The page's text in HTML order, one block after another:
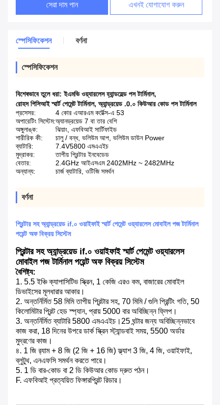
সেরা দাম পান এখনই যোগাযোগ করুন
স্পেসিফিকেশন বর্ণনা
স্পেসিফিকেশন
বিশেষভাবে তুলে ধরা:ইএমভি ওয়্যারলেস হ্যান্ডহেল্ড পস টার্মিনাল,
রোহস পিসিআই স্মার্ট পেমেন্ট টার্মিনাল, অ্যান্ড্রয়েড .0.০ কিউআর কোড পস টার্মিনাল
প্রসেসর:
4 কোর এআরএম কর্টেক্স-এ 53
অপারেটিং সিস্টেম:অ্যানড্রয়েড 7 বা তার বেশি
অঙ্গুলাঙ্ক:
ঝিয়াং, এফবিআই সার্টিফাইড
শারীরিক কী:
চালু / বন্ধ, ভলিউম আপ, ভলিউম ডাউন Power
ব্যাটারি:
7.4V5800 এমএএইচ
মুদ্রাকর:
তাপীয় প্রিন্টার ইনবেডেড
বেতার:
2.4GHz আইএসএম 2402MHz ~ 2482MHz
অন্যান্য:
চার্জ ব্যাটারি, ওটিজি সমর্থন
বর্ণনা
প্রিন্টার সহ অ্যান্ড্রয়েড if.০ ওয়াইফাই স্মার্ট পেমেন্ট ওয়্যারলেস মোবাইল পজ টার্মিনাল
পয়েন্ট অফ বিক্রয় সিস্টেম
প্রিন্টার সহ অ্যান্ড্রয়েড if.০ ওয়াইফাই স্মার্ট পেমেন্ট ওয়্যারলেস
মোবাইল পজ টার্মিনাল পয়েন্ট অফ বিক্রয় সিস্টেম
বৈশিষ্ট্য:
1. 5.5 ইঞ্চি ক্যাপাসিটিভ স্ক্রিন, 1 কেজি এরও কম, বাজারের মোবাইল
ডিভাইসের মূলধারার আকার।
2. অন্তর্নির্মিত 58 মিমি তাপীয় প্রিন্টার সহ, 70 মিমি / গুলি প্রিন্টিং গতি, 50
কিলোমিটার প্রিন্ট হেড স্প্যান, প্রায় 5000 বার অবিচ্ছিন্ন ফ্লিপ।
3. অন্তর্নির্মিত ব্যাটারি 5800 এমএএইচ।25 ঘন্টার জন্য অবিচ্ছিন্নভাবে
কাজ করা, 18 দিনের উপরে ডার্ক স্ক্রিন স্ট্যান্ডবাই সময়, 5500 অর্ডার
মুদ্রণের কাজ।
৪. 1 জি র‌্যাম + 8 জি (2 জি + 16 জি) ফ্ল্যাশ 3 জি, 4 জি, ওয়াইফাই,
ব্লুটুথ, এনএফসি সমর্থন করতে পারে।
5. 1 ডি বার-কোড বা 2 ডি কিউআর কোড দ্রুত পঠন।
F. এফবিআই প্রত্যয়িত ফিঙ্গারপ্রিন্ট রিডার।